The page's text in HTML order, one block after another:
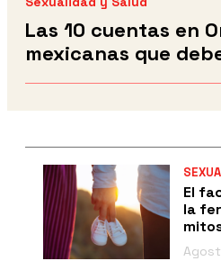
Las 10 cuentas en
mexicanas que
El
la